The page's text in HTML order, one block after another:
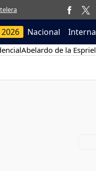
Nacional
Abelardo de la